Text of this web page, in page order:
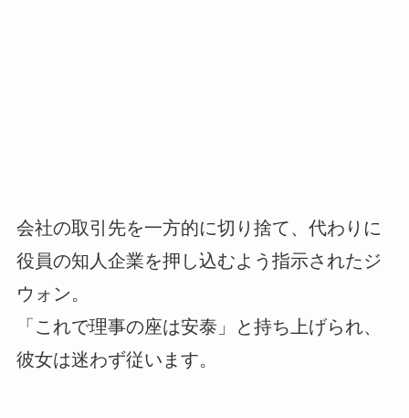
会社の取引先を一方的に切り捨て、代わりに
役員の知人企業を押し込むよう指示されたジ
ウォン。
「これで理事の座は安泰」と持ち上げられ、
彼女は迷わず従います。